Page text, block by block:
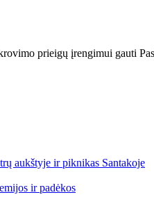
prieigų įrengimui gauti
aukštyje ir piknikas Santakoje
ir padėkos